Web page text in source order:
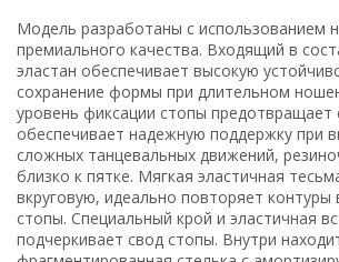
Модель разработаны с использованием
премиального качества. Входящий в
эластан обеспечивает высокую
сохранение формы при длительном
уровень фиксации стопы предотвращает
обеспечивает надежную поддержку при
сложных танцевальных движений,
близко к пятке. Мягкая эластичная
вкруговую, идеально повторяет контуры
стопы. Специальный крой и эластичная
подчеркивает свод стопы. Внутри